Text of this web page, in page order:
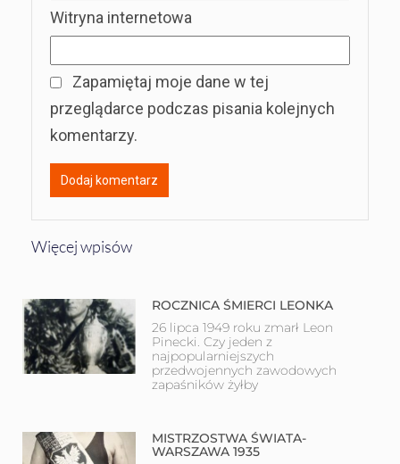
Witryna internetowa
Zapamiętaj moje dane w tej
przeglądarce podczas pisania kolejnych
komentarzy.
Więcej wpisów
ROCZNICA ŚMIERCI LEONKA
26 lipca 1949 roku zmarł Leon
Pinecki. Czy jeden z
najpopularniejszych
przedwojennych zawodowych
zapaśników żyłby
MISTRZOSTWA ŚWIATA-
WARSZAWA 1935